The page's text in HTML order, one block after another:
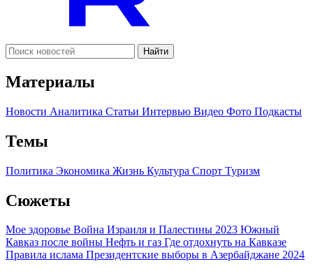
Найти
Материалы
Новости Аналитика Статьи Интервью Видео Фото Подкасты
Темы
Политика Экономика Жизнь Культура Спорт Туризм
Сюжеты
Мое здоровье Война Израиля и Палестины 2023 Южный
Кавказ после войны Нефть и газ Где отдохнуть на Кавказе
Правила ислама Президентские выборы в Азербайджане 2024